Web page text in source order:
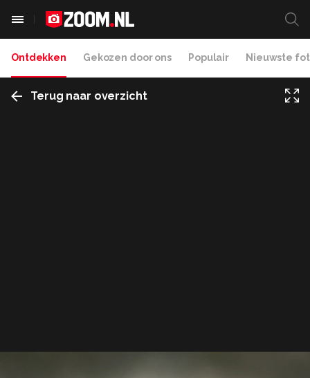
Ontdekken Gekozen door ons Populair Nieuwste
Terug naar overzicht